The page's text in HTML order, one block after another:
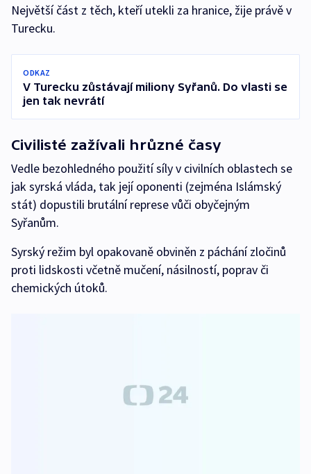
Největší část z těch, kteří utekli za hranice, žije právě v
Turecku.
ODKAZ
V Turecku zůstávají miliony Syřanů. Do vlasti se
jen tak nevrátí
Civilisté zažívali hrůzné časy
Vedle bezohledného použití síly v civilních oblastech se
jak syrská vláda, tak její oponenti (zejména Islámský
stát) dopustili brutální represe vůči obyčejným
Syřanům.
Syrský režim byl opakovaně obviněn z páchání zločinů
proti lidskosti včetně mučení, násilností, poprav či
chemických útoků.